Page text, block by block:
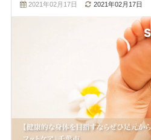
2021年02月17日 2021年02月17日